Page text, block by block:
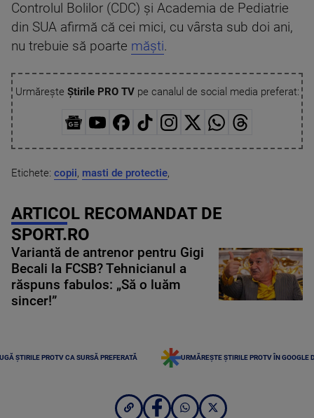
Controlul Bolilor (CDC) şi Academia de Pediatrie
din SUA afirmă că cei mici, cu vârsta sub doi ani,
nu trebuie să poarte măşti.
Urmărește Știrile PRO TVpe canalul de social media preferat:
Etichete: copii, masti de protectie,
ARTICOL RECOMANDAT DE
SPORT.RO
Variantă de antrenor pentru Gigi
Becali la FCSB? Tehnicianul a
răspuns fabulos: „Să o luăm
sincer!”
ȘTIRILE PROTV CA SURSĂ PREFERATĂ URMĂREȘTE ȘTIRILE PROTV ÎN GOOGLE